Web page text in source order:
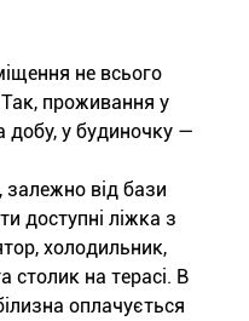
не всього
проживання у
добу, у будиночку —
залежно від бази
доступні ліжка з
холодильник,
столик на терасі. В
оплачується